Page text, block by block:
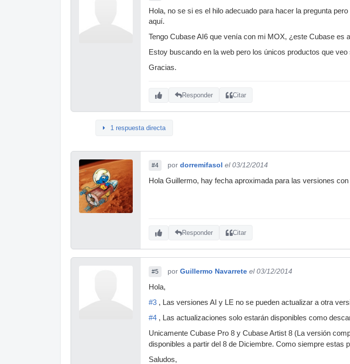
Hola, no se si es el hilo adecuado para hacer la pregunta
aquí.
Tengo Cubase AI6 que venía con mi MOX, ¿este Cubase es
Estoy buscando en la web pero los únicos productos que
Gracias.
Responder Citar
1 respuesta directa
#4 por dorremifasol el 03/12/2014
Hola Guillermo, hay fecha aproximada para las versiones
Responder Citar
#5 por Guillermo Navarrete el 03/12/2014
Hola,
#3 , Las versiones AI y LE no se pueden actualizar a otra
#4 , Las actualizaciones solo estarán disponibles como
Unicamente Cubase Pro 8 y Cubase Artist 8 (La versión
disponibles a partir del 8 de Diciembre. Como siempre estas
Saludos,